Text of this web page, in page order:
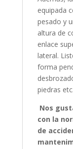
equipada
pesado y
altura de
enlace
lateral.
forma
piedras etc.
Nos
con la
de